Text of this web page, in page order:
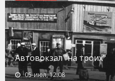
Автовокзал "на троих"
05-июл, 12:08